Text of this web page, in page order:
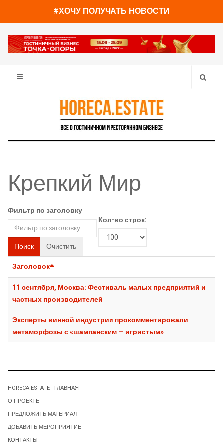
#ХОЧУ ПОЛУЧАТЬ НОВОСТИ
Крепкий Мир
Фильтр по заголовку
Поиск Очистить
Кол-во строк:
Заголовок
11 сентября, Москва: Фестиваль малых предприятий и
частных производителей
Эксперты винной индустрии прокомментировали
метаморфозы с «шампанским — игристым»
HORECA ESTATE | ГЛАВНАЯ
О ПРОЕКТЕ
ПРЕДЛОЖИТЬ МАТЕРИАЛ
ДОБАВИТЬ МЕРОПРИЯТИЕ
КОНТАКТЫ